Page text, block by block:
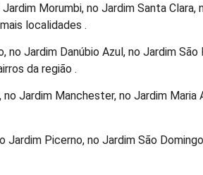
Morumbi, no Jardim Santa
localidades .
no Jardim Danúbio Azul, no Jardim
da região .
no Jardim Manchester, no Jardim
Jardim Picerno, no Jardim São